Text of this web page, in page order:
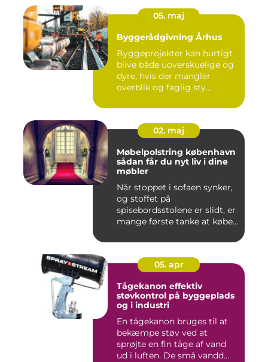
05. maj
Byggerådgivning Århus
Byggeprojekter kan hurtigt
blive både uoverskuelige og
dyre, hvis der mangler
overblik og faglig sty...
02. maj
Møbelpolstring københavn
sådan får du nyt liv i dine
møbler
Når stoppet i sofaen synker,
og stoffet på
spisebordsstolene er slidt, er
mange første tanke at købe...
05. apr
Tågekanon effektiv
støvkontrol på byggeplads
og i industri
En tågekanon bruges til at
bekæmpe støv ved at
sprøjte en fin tåge af vand
ud i luften. De små vandd...